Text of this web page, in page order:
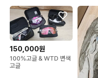
150,000원
100%고글 & WTD 변색
고글